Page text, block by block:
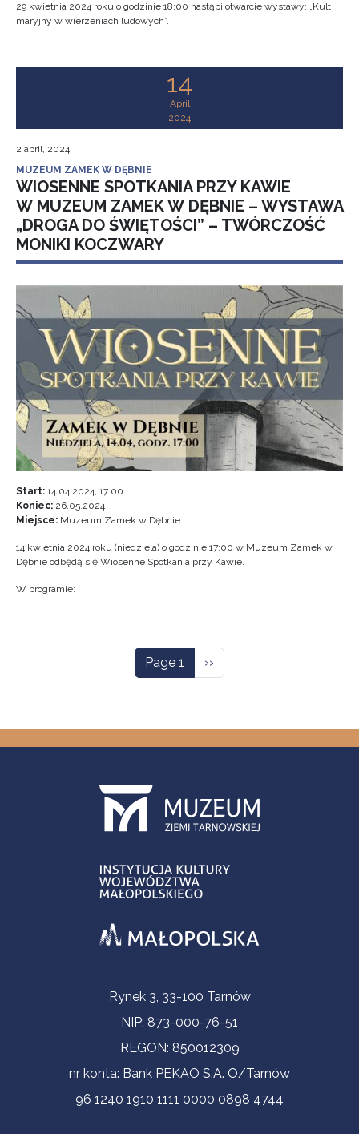
29 kwietnia 2024 roku o godzinie 18:00 nastąpi otwarcie wystawy: „Kult
maryjny w wierzeniach ludowych”.
14
April
2024
2 april, 2024
MUZEUM ZAMEK W DĘBNIE
WIOSENNE SPOTKANIA PRZY KAWIE
W MUZEUM ZAMEK W DĘBNIE – WYSTAWA
„DROGA DO ŚWIĘTOŚCI” – TWÓRCZOŚĆ
MONIKI KOCZWARY
Start: 14.04.2024, 17:00
Koniec: 26.05.2024
Miejsce: Muzeum Zamek w Dębnie
14 kwietnia 2024 roku (niedziela) o godzinie 17:00 w Muzeum Zamek w
Dębnie odbędą się Wiosenne Spotkania przy Kawie.
W programie:
Page 1 Next page
››
Contact InformationRynek 3, 33-100 Tarnów
NIP: 873-000-76-51
REGON: 850012309
nr konta: Bank PEKAO S.A. O/Tarnów
96 1240 1910 1111 0000 0898 4744